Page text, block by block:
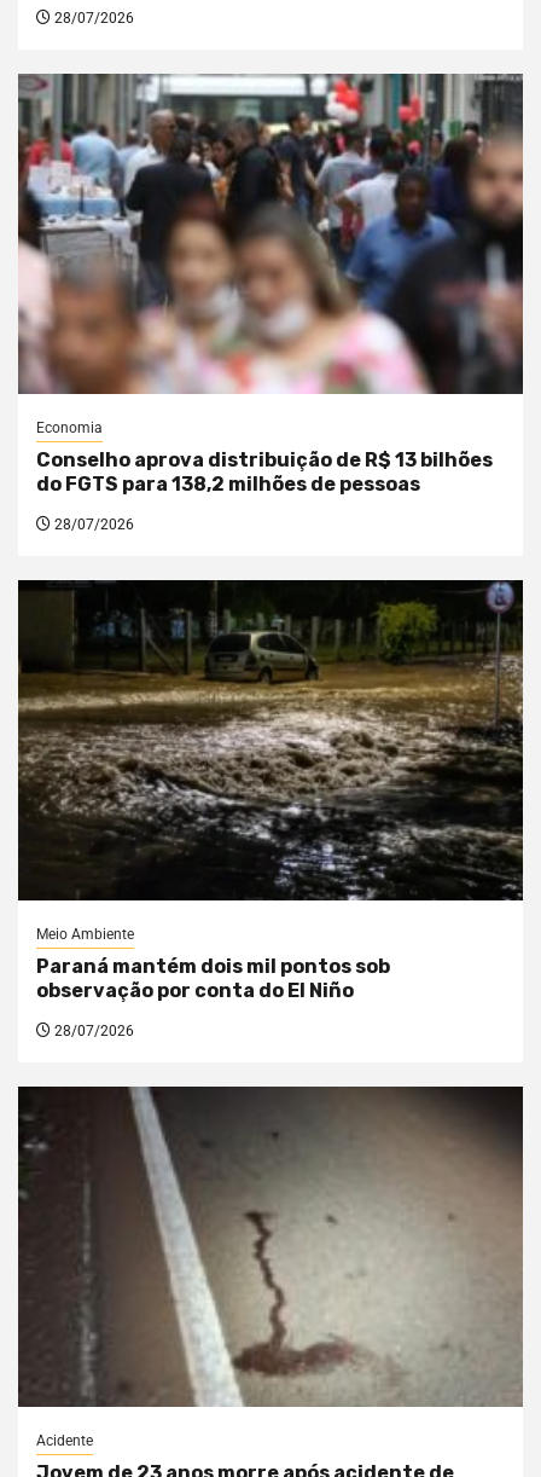
28/07/2026
Economia
Conselho aprova distribuição de R$ 13 bilhões
do FGTS para 138,2 milhões de pessoas
28/07/2026
Meio Ambiente
Paraná mantém dois mil pontos sob
observação por conta do El Niño
28/07/2026
Acidente